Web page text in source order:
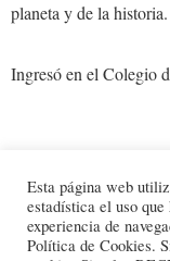
planeta y de la historia.
Ingresó en el Colegio
2024-
08-
Esta página web
estadística el uso
experiencia de
Política de Cookies.